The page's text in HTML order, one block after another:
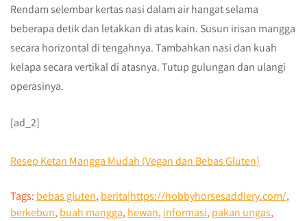
Rendam selembar kertas nasi dalam air hangat selama
beberapa detik dan letakkan di atas kain. Susun irisan mangga
secara horizontal di tengahnya. Tambahkan nasi dan kuah
kelapa secara vertikal di atasnya. Tutup gulungan dan ulangi
operasinya.
[ad_2]
Resep Ketan Mangga Mudah (Vegan dan Bebas Gluten)
Tags: bebas gluten, berita|https://hobbyhorsesaddlery.com/,
berkebun, buah mangga, hewan, informasi, pakan ungas,